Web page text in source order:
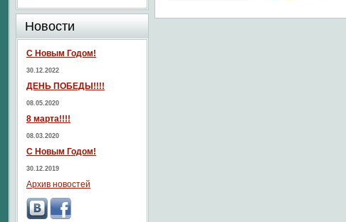
Новости
С Новым Годом!
30.12.2022
ДЕНЬ ПОБЕДЫ!!!!
08.05.2020
8 марта!!!!
08.03.2020
С Новым Годом!
30.12.2019
Архив новостей